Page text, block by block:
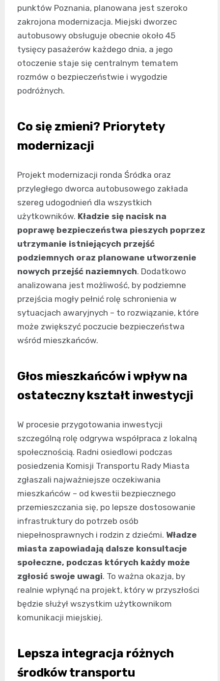
punktów Poznania, planowana jest szeroko
zakrojona modernizacja. Miejski dworzec
autobusowy obsługuje obecnie około 45
tysięcy pasażerów każdego dnia, a jego
otoczenie staje się centralnym tematem
rozmów o bezpieczeństwie i wygodzie
podróżnych.
Co się zmieni? Priorytety
modernizacji
Projekt modernizacji ronda Śródka oraz
przyległego dworca autobusowego zakłada
szereg udogodnień dla wszystkich
użytkowników. Kładzie się nacisk na
poprawę bezpieczeństwa pieszych poprzez
utrzymanie istniejących przejść
podziemnych oraz planowane utworzenie
nowych przejść naziemnych. Dodatkowo
analizowana jest możliwość, by podziemne
przejścia mogły pełnić rolę schronienia w
sytuacjach awaryjnych – to rozwiązanie, które
może zwiększyć poczucie bezpieczeństwa
wśród mieszkańców.
Głos mieszkańców i wpływ na
ostateczny kształt inwestycji
W procesie przygotowania inwestycji
szczególną rolę odgrywa współpraca z lokalną
społecznością. Radni osiedlowi podczas
posiedzenia Komisji Transportu Rady Miasta
zgłaszali najważniejsze oczekiwania
mieszkańców – od kwestii bezpiecznego
przemieszczania się, po lepsze dostosowanie
infrastruktury do potrzeb osób
niepełnosprawnych i rodzin z dziećmi. Władze
miasta zapowiadają dalsze konsultacje
społeczne, podczas których każdy może
zgłosić swoje uwagi. To ważna okazja, by
realnie wpłynąć na projekt, który w przyszłości
będzie służył wszystkim użytkownikom
komunikacji miejskiej.
Lepsza integracja różnych
środków transportu